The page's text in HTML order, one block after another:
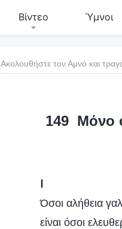
Βίντεο Ύμνοι
Ακολουθήστε τον Αμνό και
149 Μόνο
Όσοι αλήθεια
είναι όσοι